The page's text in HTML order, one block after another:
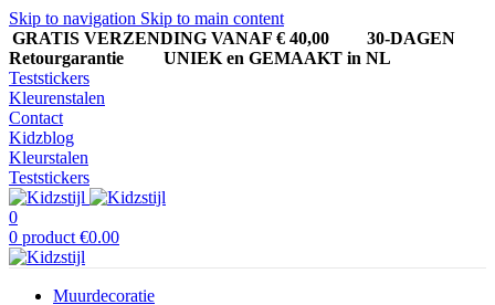
Skip to navigation Skip to main content
GRATIS VERZENDING VANAF € 40,00
30-DAGEN
Retourgarantie UNIEK en GEMAAKT in NL
Teststickers
Kleurenstalen
Contact
Kidzblog
Kleurstalen
Teststickers
0
0 product €0.00
Muurdecoratie